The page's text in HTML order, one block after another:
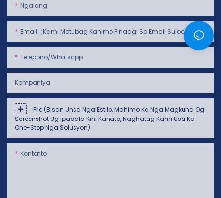
Ngalang
Email（Kami Motubag Kanimo Pinaagi Sa Email Sulod Sa 24 Oras）
Telepono/whatsapp
Kompaniya
File (Bisan Unsa Nga Estilo, Mahimo Ka Nga Magkuha Og
Screenshot Ug Ipadala Kini Kanato, Naghatag Kami Usa Ka
One-Stop Nga Solusyon)
Kontento